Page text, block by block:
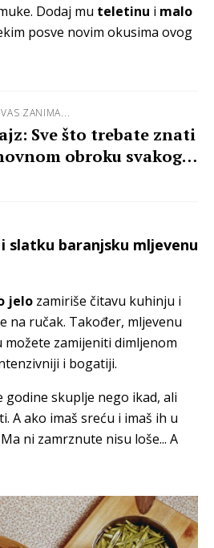
Dodaj mu teletinu i malo
posve novim okusima ovog
ZANIMA...
Sve što trebate znati
obroku svakog
slatku baranjsku mljevenu
jelo zamiriše čitavu kuhinju i
na ručak. Također, mljevenu
zamijeniti dimljenom
i bogatiji.
godine skuplje nego ikad, ali
A ako imaš sreću i imaš ih u
ni zamrznute nisu loše... A